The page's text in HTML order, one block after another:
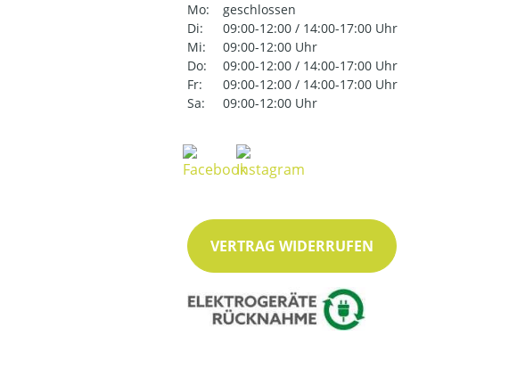
Mo:
geschlossen
Di:
09:00-12:00 / 14:00-17:00 Uhr
Mi:
09:00-12:00 Uhr
Do:
09:00-12:00 / 14:00-17:00 Uhr
Fr:
09:00-12:00 / 14:00-17:00 Uhr
Sa:
09:00-12:00 Uhr
VERTRAG WIDERRUFEN